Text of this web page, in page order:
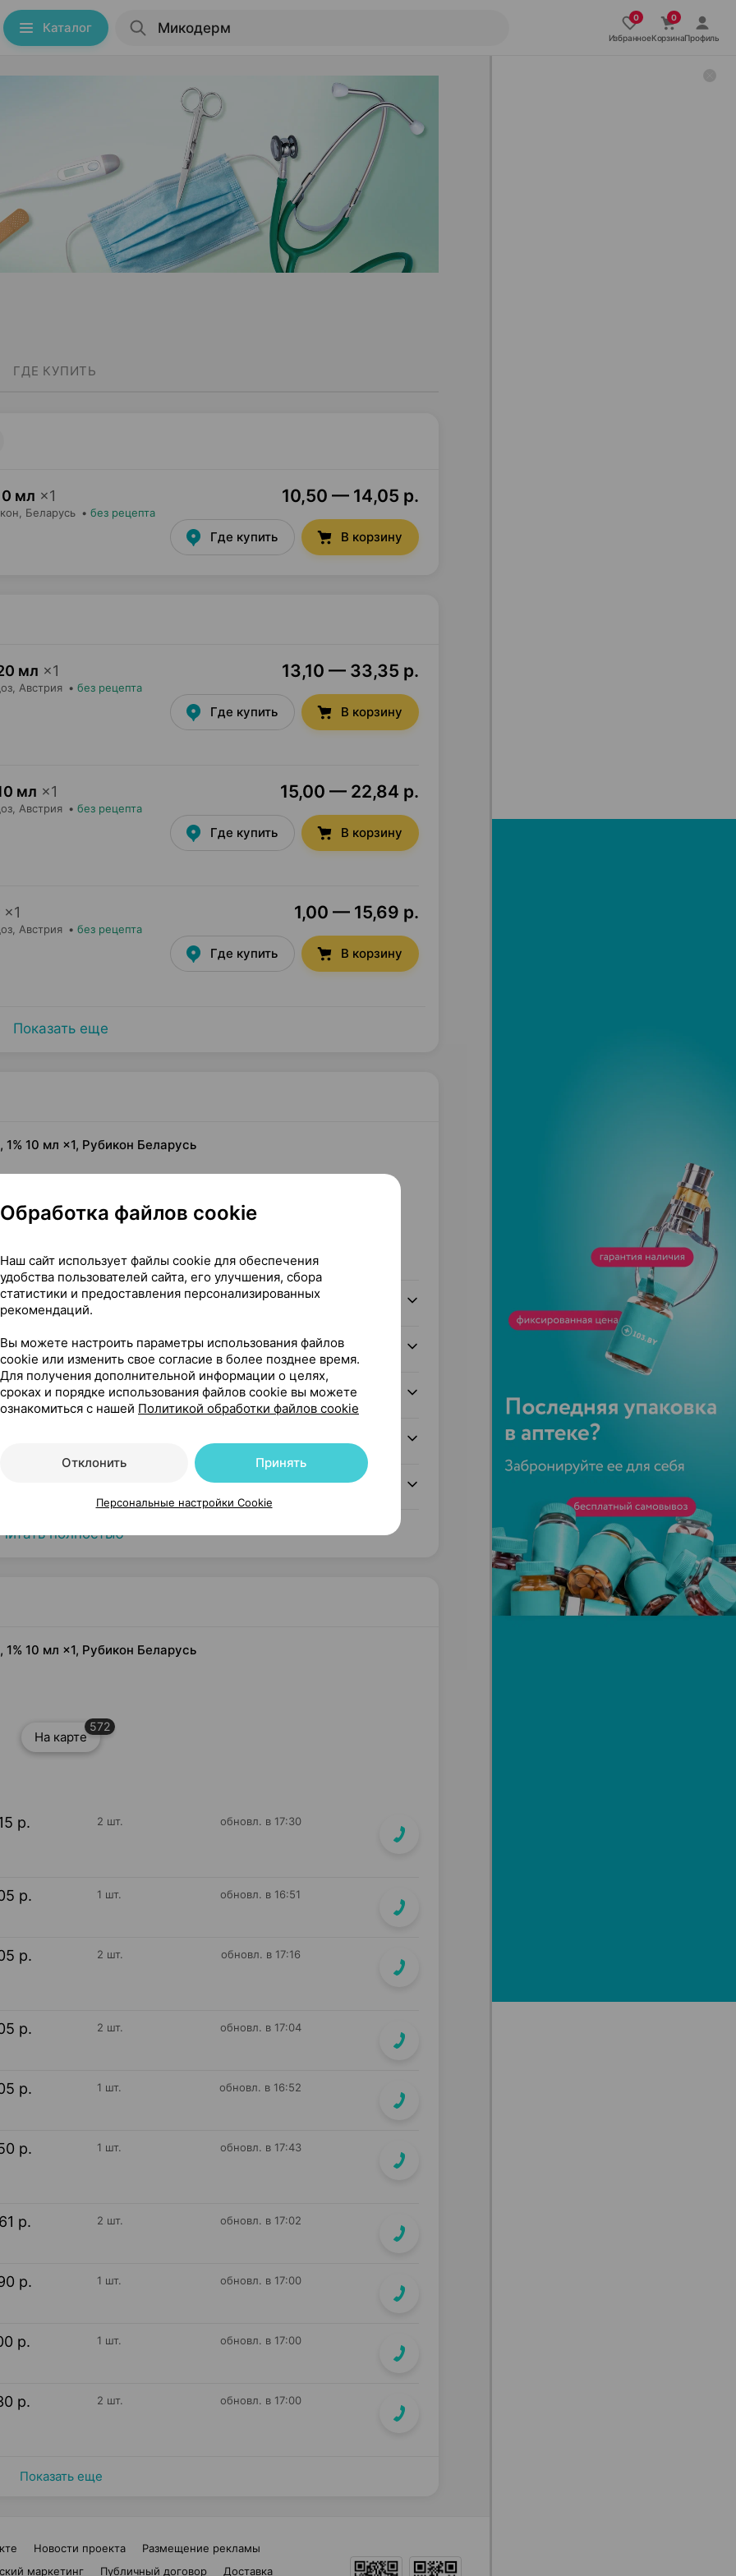
Каталог
ИзбранноеКорзинаПрофиль
ГДЕ КУПИТЬ
мл ×1
, Беларусь • без рецепта
10,50 — 14,05 р.
Где купить В корзину
мл ×1
, Австрия • без рецепта
13,10 — 33,35 р.
Где купить В корзину
мл ×1
, Австрия • без рецепта
15,00 — 22,84 р.
Где купить В корзину
×1
, Австрия • без рецепта
1,00 — 15,69 р.
Где купить В корзину
Показать еще
10 мл ×1, Рубикон Беларусь
его применяют
полностью
10 мл ×1, Рубикон Беларусь
На карте
572
р. 2 шт. обновл. в 17:30
р. 1 шт. обновл. в 16:51
р. 2 шт. обновл. в 17:16
р. 2 шт. обновл. в 17:04
р. 1 шт. обновл. в 16:52
р. 1 шт. обновл. в 17:43
р. 2 шт. обновл. в 17:02
р. 1 шт. обновл. в 17:00
р. 1 шт. обновл. в 17:00
р. 2 шт. обновл. в 17:00
Показать еще
Новости проекта
Размещение рекламы
маркетинг
Публичный договор Доставка
Обработка файлов cookie
Наш сайт использует файлы cookie для обеспечения
удобства пользователей сайта, его улучшения, сбора
статистики и предоставления персонализированных
рекомендаций.
Вы можете настроить параметры использования файлов
cookie или изменить свое согласие в более позднее время.
Для получения дополнительной информации о целях,
сроках и порядке использования файлов cookie вы можете
ознакомиться с нашей Политикой обработки файлов cookie
Отклонить Принять
Персональные настройки Cookie